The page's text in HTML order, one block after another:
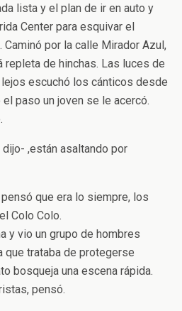
lista y el plan de ir en auto y
Center para esquivar el
por la calle Mirador Azul,
repleta de hinchas. Las luces de
escuchó los cánticos desde
paso un joven se le acercó.
,están asaltando por
que era lo siempre, los
Colo Colo.
y vio un grupo de hombres
que trataba de protegerse
bosqueja una escena rápida.
pensó.